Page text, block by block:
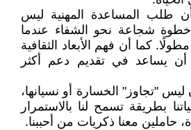
طلب المساعدة المهنية ليس
شجاعة نحو الشفاء عندما
كما أن فهم الأبعاد الثقافية
أن يساعد في تقديم دعم أكثر
"تجاوز" الخسارة أو نسيانها،
بطريقة تسمح لنا بالاستمرار
حاملين معنا ذكريات من أحببنا.